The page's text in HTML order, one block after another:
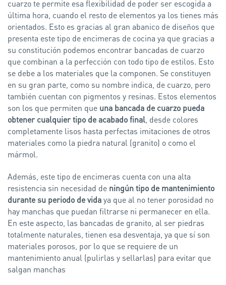
cuarzo te permite esa flexibilidad de poder ser escogida a
última hora, cuando el resto de elementos ya los tienes más
orientados. Esto es gracias al gran abanico de diseños que
presenta este tipo de encimeras de cocina ya que gracias a
su constitución podemos encontrar bancadas de cuarzo
que combinan a la perfección con todo tipo de estilos. Esto
se debe a los materiales que la componen. Se constituyen
en su gran parte, como su nombre indica, de cuarzo, pero
también cuentan con pigmentos y resinas. Estos elementos
son los que permiten que una bancada de cuarzo pueda
obtener cualquier tipo de acabado final, desde colores
completamente lisos hasta perfectas imitaciones de otros
materiales como la piedra natural (granito) o como el
mármol.
Además, este tipo de encimeras cuenta con una alta
resistencia sin necesidad de ningún tipo de mantenimiento
durante su periodo de vidaya que al no tener porosidad no
hay manchas que puedan filtrarse ni permanecer en ella.
En este aspecto, las bancadas de granito, al ser piedras
totalmente naturales, tienen esa desventaja, ya que sí son
materiales porosos, por lo que se requiere de un
mantenimiento anual (pulirlas y sellarlas) para evitar que
salgan manchas